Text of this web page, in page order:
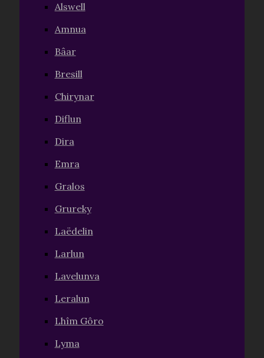
Alswell
Amnua
Bâar
Bresill
Chirynar
Diflun
Dira
Emra
Gralos
Grureky
Laëdelin
Larlun
Lavelunva
Leralun
Lhîm Gôro
Lyma